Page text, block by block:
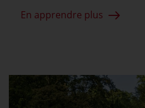
En apprendre plus